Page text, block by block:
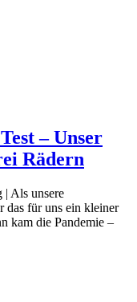
– Unser
Rädern
Als unsere
das für uns ein kleiner
kam die Pandemie –